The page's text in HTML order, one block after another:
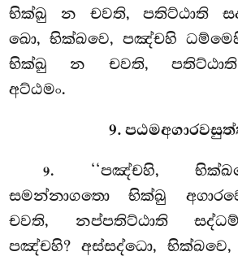
භික්ඛු න චවති, පතිට්ඨාති
ඛො, භික්ඛවෙ, පඤ්චහි
භික්ඛු න චවති, පතිට්ඨාති
අට්ඨමං.
9.
9. ‘‘පඤ්චහි,
සමන්නාගතො භික්ඛු
චවති, නප්පතිට්ඨාති
පඤ්චහි? අස්සද්ධො, භික්ඛවෙ,